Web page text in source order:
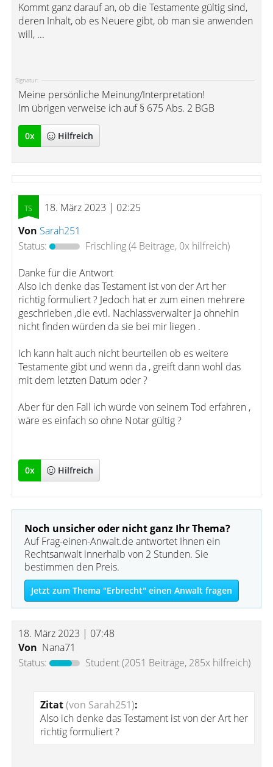
Kommt ganz darauf an, ob die Testamente gültig sind,
deren Inhalt, ob es Neuere gibt, ob man sie anwenden
will, ...
Signatur:
Meine persönliche Meinung/Interpretation!
Im übrigen verweise ich auf § 675 Abs. 2 BGB
0x Hilfreich
18. März 2023 | 02:25
Von Sarah251
Status:
Frischling(4 Beiträge, 0x hilfreich)
Danke für die Antwort
Also ich denke das Testament ist von der Art her
richtig formuliert ? Jedoch hat er zum einen mehrere
geschrieben ,die evtl. Nachlassverwalter ja ohnehin
nicht finden würden da sie bei mir liegen .
Ich kann halt auch nicht beurteilen ob es weitere
Testamente gibt und wenn da , greift dann wohl das
mit dem letzten Datum oder ?
Aber für den Fall ich würde von seinem Tod erfahren ,
wäre es einfach so ohne Notar gültig ?
0x Hilfreich
Noch unsicher oder nicht ganz Ihr Thema?
Auf Frag-einen-Anwalt.de antwortet Ihnen ein
Rechtsanwalt innerhalb von 2 Stunden. Sie
bestimmen den Preis.
Jetzt zum Thema "Erbrecht" einen Anwalt fragen
18. März 2023 | 07:48
Von Nana71
Status:
Student(2051 Beiträge, 285x hilfreich)
Zitat(von Sarah251):
Also ich denke das Testament ist von der Art her
richtig formuliert ?